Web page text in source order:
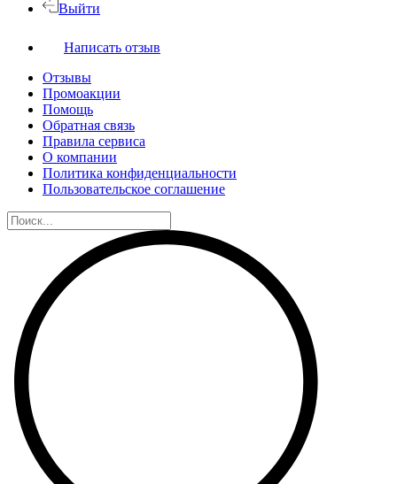
Выйти
Написать отзыв
Отзывы
Промоакции
Помощь
Обратная связь
Правила сервиса
О компании
Политика конфиденциальности
Пользовательское соглашение